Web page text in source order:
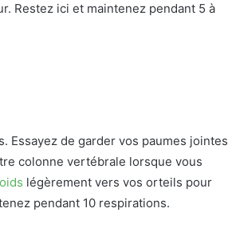
Restez ici et maintenez pendant 5 à
Essayez de garder vos paumes jointes
colonne vertébrale lorsque vous
légèrement vers vos orteils pour
pendant 10 respirations.